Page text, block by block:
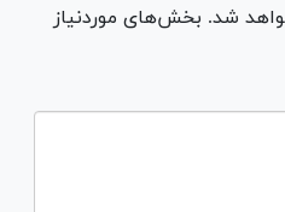
شد. بخش‌های موردنیاز